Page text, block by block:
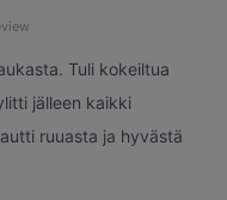
Tuli kokeiltua
jälleen kaikki
ruuasta ja hyvästä